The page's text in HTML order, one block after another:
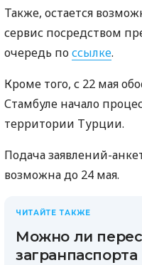
Также, остается
сервис посредством
очередь поссылке.
Кроме того, с 22 мая
Стамбуле начало
территории Турции.
Подача заявлений-
возможна до 24 мая.
ЧИТАЙТЕ ТАКЖЕ
Можно ли